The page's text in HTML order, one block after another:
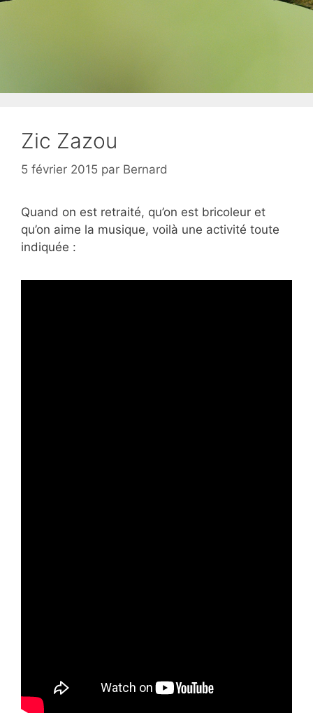
Zic Zazou
5 février 2015 par Bernard
Quand on est retraité, qu’on est bricoleur et
qu’on aime la musique, voilà une activité toute
indiquée :